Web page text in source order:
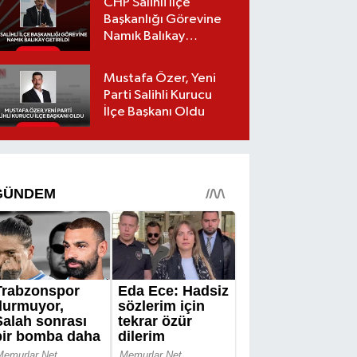
CHP Salihli İlçe
Başkanlığı Görevine
Namık Balıkay
Mustafa Özer, Yeni
Parti Salihli Kurucu
İlçe Başkanı Oldu